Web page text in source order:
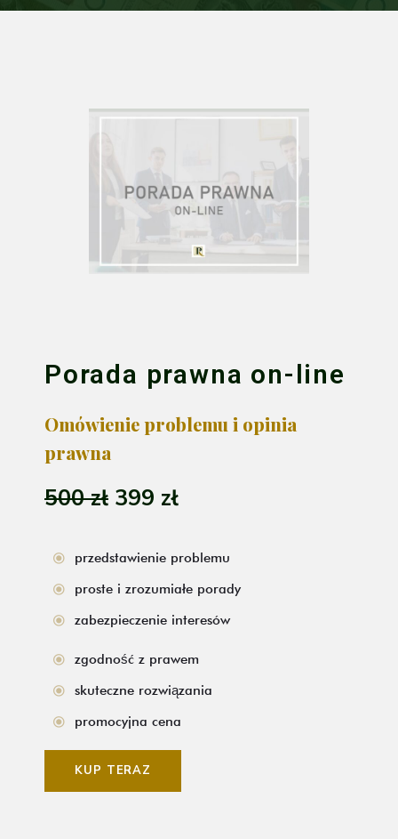
Porada prawna on-line
Omówienie problemu i opinia
prawna
500 zł 399 zł
przedstawienie problemu
proste i zrozumiałe porady
zabezpieczenie interesów
zgodność z prawem
skuteczne rozwiązania
promocyjna cena
KUP TERAZ